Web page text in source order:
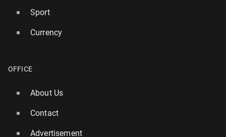
Sport
Currency
OFFICE
About Us
Contact
Advertisement